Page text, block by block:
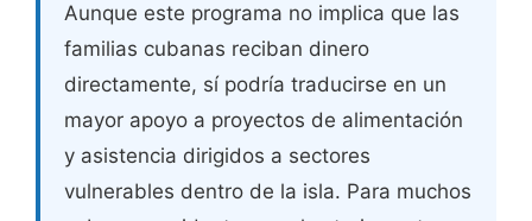
Aunque este programa no implica que las
familias cubanas reciban dinero
directamente, sí podría traducirse en un
mayor apoyo a proyectos de alimentación
y asistencia dirigidos a sectores
vulnerables dentro de la isla. Para muchos